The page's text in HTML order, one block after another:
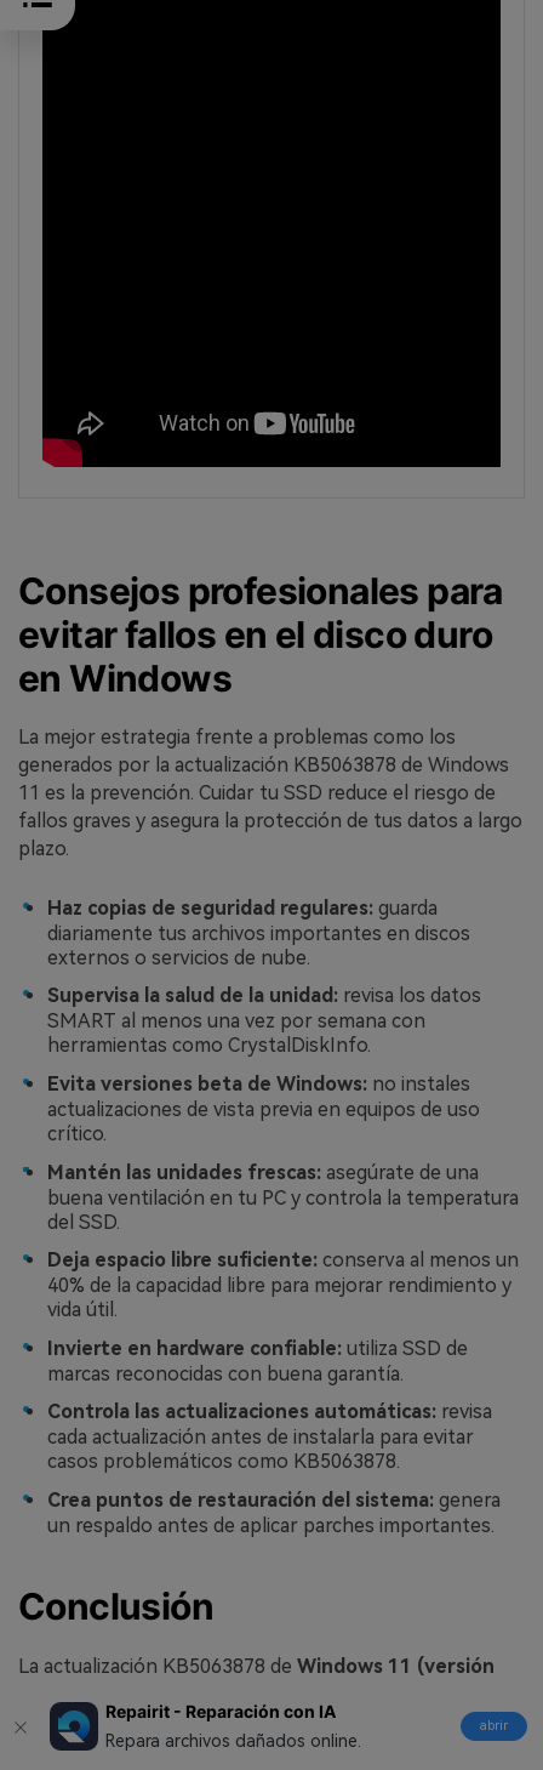
Repairit - Reparación con IA
Repara archivos dañados online.
abrir
Consejos profesionales para
evitar fallos en el disco duro
en Windows
La mejor estrategia frente a problemas como los
generados por la actualización KB5063878 de Windows
11 es la prevención. Cuidar tu SSD reduce el riesgo de
fallos graves y asegura la protección de tus datos a largo
plazo.
Haz copias de seguridad regulares: guarda
diariamente tus archivos importantes en discos
externos o servicios de nube.
Supervisa la salud de la unidad: revisa los datos
SMART al menos una vez por semana con
herramientas como CrystalDiskInfo.
Evita versiones beta de Windows: no instales
actualizaciones de vista previa en equipos de uso
crítico.
Mantén las unidades frescas: asegúrate de una
buena ventilación en tu PC y controla la temperatura
del SSD.
Deja espacio libre suficiente: conserva al menos un
40% de la capacidad libre para mejorar rendimiento y
vida útil.
Invierte en hardware confiable: utiliza SSD de
marcas reconocidas con buena garantía.
Controla las actualizaciones automáticas: revisa
cada actualización antes de instalarla para evitar
casos problemáticos como KB5063878.
Crea puntos de restauración del sistema: genera
un respaldo antes de aplicar parches importantes.
Conclusión
La actualización KB5063878 de Windows 11 (versión
seguridad, ha terminado causando serios problemas de
hardware en los SSD de miles de usuarios alrededor del